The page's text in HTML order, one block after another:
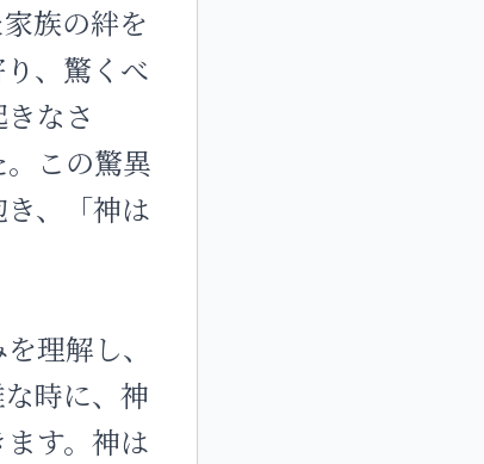
族の絆を
、驚くべ
なさ
この驚異
、「神は
理解し、
時に、神
す。神は